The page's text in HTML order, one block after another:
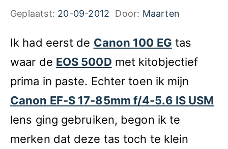
Geplaatst: 20-09-2012 Door: Maarten
Ik had eerst de Canon 100 EG tas
waar de EOS 500D met kitobjectief
prima in paste. Echter toen ik mijn
Canon EF-S 17-85mm f/4-5.6 IS USM
lens ging gebruiken, begon ik te
merken dat deze tas toch te klein